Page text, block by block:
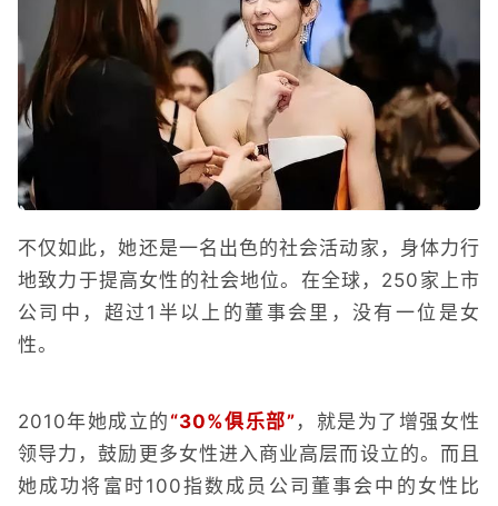
不仅如此，她还是一名出色的社会活动家，身体力行
地致力于提高女性的社会地位。在全球，250家上市
公司中，超过1半以上的董事会里，没有一位是女
性。
2010年她成立的 “30%俱乐部” ，就是为了增强女性
领导力，鼓励更多女性进入商业高层而设立的。而且
她成功将富时100指数成员公司董事会中的女性比